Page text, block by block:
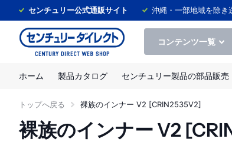
センチュリー公式通販サイト 沖縄・一部地域を除き
コンテンツ一覧
ホーム 製品カタログ センチュリー製品の部品販売
トップへ戻る 裸族のインナー V2 [CRIN2535V2]
裸族のインナー V2